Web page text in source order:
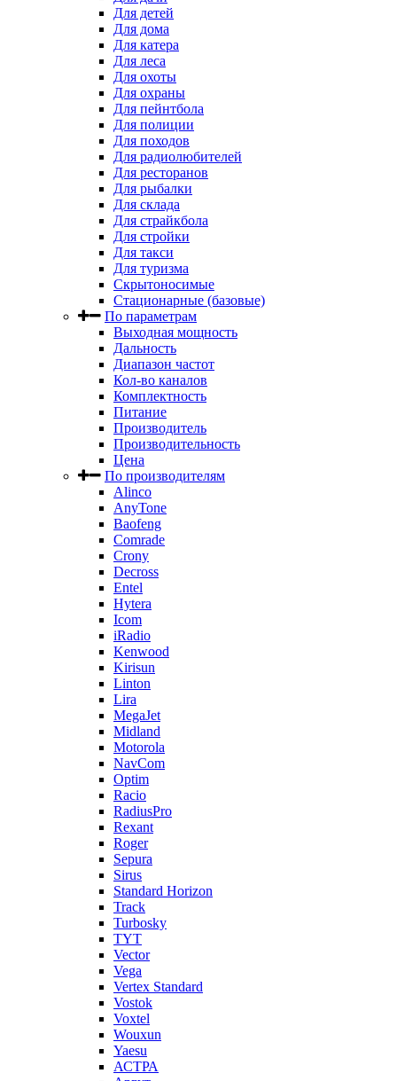
Для детей
Для дома
Для катера
Для леса
Для охоты
Для охраны
Для пейнтбола
Для полиции
Для походов
Для радиолюбителей
Для ресторанов
Для рыбалки
Для склада
Для страйкбола
Для стройки
Для такси
Для туризма
Скрытоносимые
Стационарные (базовые)
По параметрам
Выходная мощность
Дальность
Диапазон частот
Кол-во каналов
Комплектность
Питание
Производитель
Производительность
Цена
По производителям
Alinco
AnyTone
Baofeng
Comrade
Crony
Decross
Entel
Hytera
Icom
iRadio
Kenwood
Kirisun
Linton
Lira
MegaJet
Midland
Motorola
NavCom
Optim
Racio
RadiusPro
Rexant
Roger
Sepura
Sirus
Standard Horizon
Track
Turbosky
TYT
Vector
Vega
Vertex Standard
Vostok
Voxtel
Wouxun
Yaesu
АСТРА